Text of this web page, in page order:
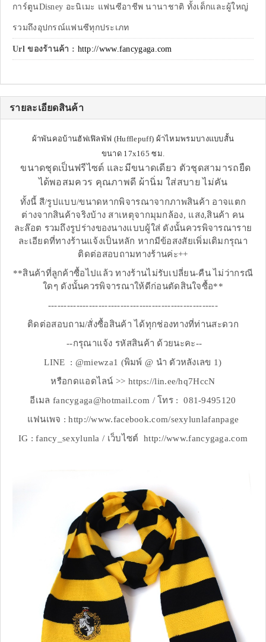
การ์ตูนDisney อะนิเมะ แฟนซีอาชีพ นานาชาติ ทั้งเด็กและผู้ใหญ่
รวมถึงอุปกรณ์แฟนซีทุกประเภท
Url ของร้านค้า : http://www.fancygaga.com
รายละเอียดสินค้า
ผ้าพันคอบ้านฮัฟเฟิลพัฟ (Hufflepuff) ผ้าไหมพรมบางแบบสั้น
ขนาด 17x165 ซม.
ขนาดชุดเป็นฟรีไซต์ และมีขนาดเดียว ตัวชุดสามารถยืด
ได้พอสมควร คุณภาพดี ผ้านิ่ม ใส่สบาย ไม่คัน
ทั้งนี้ สี/รูปแบบ/ขนาดหากพิจารณาจากภาพสินค้า อาจแตก
ต่างจากสินค้าจริงบ้าง สาเหตุจากมุมกล้อง, แสง,สินค้า คน
ละล๊อต รวมถึงรูปร่างของนางแบบผู้ใส่ ดังนั้นควรพิจารณาราย
ละเอียดที่ทางร้านแจ้งเป็นหลัก หากมีข้อสงสัยเพิ่มเติมกรุณา
ติดต่อสอบถามทางร้านค่ะ++
**สินค้าที่ลูกค้าซื้อไปแล้ว ทางร้านไม่รับเปลี่ยน-คืน ไม่ว่ากรณี
ใดๆ ดังนั้นควรพิจารณาให้ดีก่อนตัดสินใจซื้อ**
------------------------------------------------------
ติดต่อสอบถาม/สั่งซื้อสินค้า ได้ทุกช่องทางที่ท่านสะดวก
--กรุณาแจ้ง รหัสสินค้า ด้วยนะคะ--
LINE : @miewza1 (พิมพ์ @ นำ ตัวหลังเลข 1)
หรือกดแอดไลน์ >> https://lin.ee/hq7HccN
อีเมล fancygaga@hotmail.com / โทร : 081-9495120
แฟนเพจ : http://www.facebook.com/sexylunlafanpage
IG : fancy_sexylunla / เว็บไซต์ http://www.fancygaga.com